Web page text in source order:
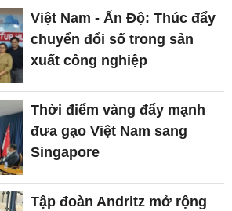
Việt Nam - Ấn Độ: Thúc đẩy
chuyển đổi số trong sản
xuất công nghiệp
Thời điểm vàng đẩy mạnh
đưa gạo Việt Nam sang
Singapore
Tập đoàn Andritz mở rộng